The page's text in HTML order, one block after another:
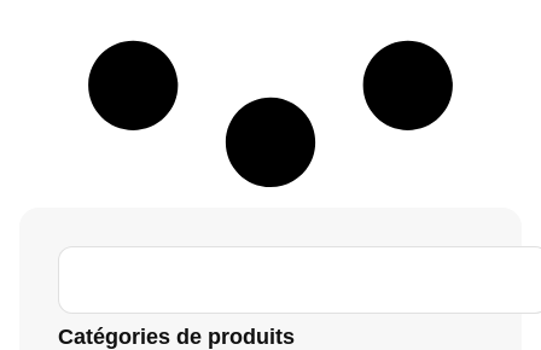
Catégories de produits